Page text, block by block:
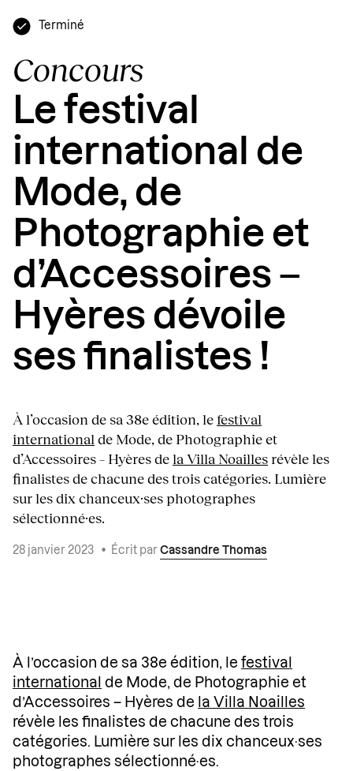
Terminé
Concours
Le festival
international de
Mode, de
Photographie et
d’Accessoires –
Hyères dévoile
ses finalistes !
À l’occasion de sa 38e édition, lefestival
international de Mode, de Photographie et
d’Accessoires – Hyères dela Villa Noaillesrévèle les
finalistes de chacune des trois catégories. Lumière
sur les dix chanceux·ses photographes
sélectionné·es.
28 janvier 2023 • Écrit par Cassandre Thomas
À l’occasion de sa 38e édition, le festival
international de Mode, de Photographie et
d’Accessoires – Hyères de la Villa Noailles
révèle les finalistes de chacune des trois
catégories. Lumière sur les dix chanceux·ses
photographes sélectionné·es.